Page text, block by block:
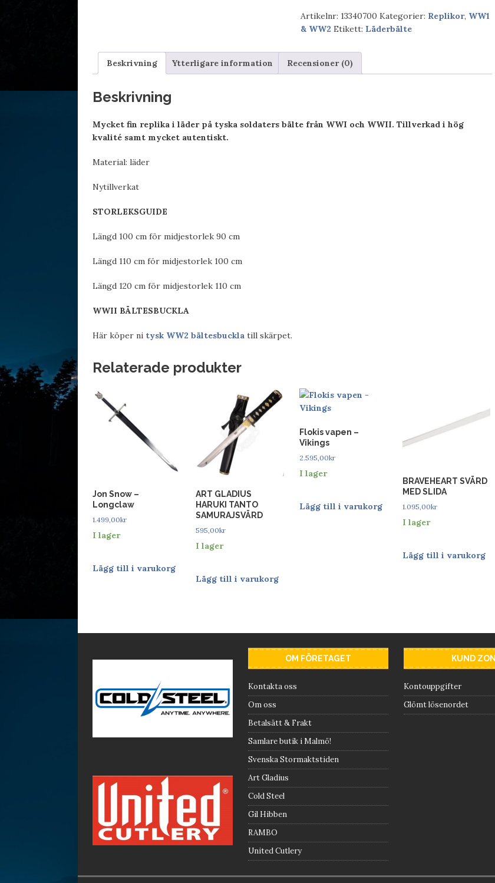
Artikelnr: 13340700 Kategorier: Replikor, WW1
& WW2 Etikett: Läderbälte
Beskrivning Ytterligare information Recensioner (0)
Beskrivning
Mycket fin replika i läder på tyska soldaters bälte från WWI och WWII. Tillverkad i hög
kvalité samt mycket autentiskt.
Material: läder
Nytillverkat
STORLEKSGUIDE
Längd 100 cm för midjestorlek 90 cm
Längd 110 cm för midjestorlek 100 cm
Längd 120 cm för midjestorlek 110 cm
WWII BÄLTESBUCKLA
Här köper ni tysk WW2 bältesbuckla till skärpet.
Relaterade produkter
Jon Snow –
Longclaw
1.499,00kr
I lager
Lägg till i varukorg
ART GLADIUS
HARUKI TANTO
SAMURAJSVÄRD
595,00kr
I lager
Lägg till i varukorg
Flokis vapen –
Vikings
2.595,00kr
I lager
Lägg till i varukorg
BRAVEHEART SVÄRD
MED SLIDA
1.095,00kr
I lager
Lägg till i varukorg
OM FÖRETAGET
Kontakta oss
Om oss
Betalsätt & Frakt
Samlare butik i Malmö!
Svenska Stormaktstiden
Art Gladius
Cold Steel
Gil Hibben
RAMBO
United Cutlery
KUND ZON
Kontouppgifter
Glömt lösenordet